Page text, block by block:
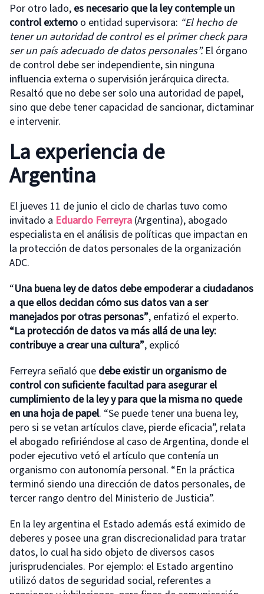
Por otro lado, es necesario que la ley contemple un
control externo o entidad supervisora: “El hecho de
tener un autoridad de control es el primer check para
ser un país adecuado de datos personales”. El órgano
de control debe ser independiente, sin ninguna
influencia externa o supervisión jerárquica directa.
Resaltó que no debe ser solo una autoridad de papel,
sino que debe tener capacidad de sancionar, dictaminar
e intervenir.
La experiencia de
Argentina
El jueves 11 de junio el ciclo de charlas tuvo como
invitado a Eduardo Ferreyra (Argentina), abogado
especialista en el análisis de políticas que impactan en
la protección de datos personales de la organización
ADC.
“Una buena ley de datos debe empoderar a ciudadanos
a que ellos decidan cómo sus datos van a ser
manejados por otras personas”, enfatizó el experto.
“La protección de datos va más allá de una ley:
contribuye a crear una cultura”, explicó
Ferreyra señaló que debe existir un organismo de
control con suficiente facultad para asegurar el
cumplimiento de la ley y para que la misma no quede
en una hoja de papel. “Se puede tener una buena ley,
pero si se vetan artículos clave, pierde eficacia”, relata
el abogado refiriéndose al caso de Argentina, donde el
poder ejecutivo vetó el artículo que contenía un
organismo con autonomía personal. “En la práctica
terminó siendo una dirección de datos personales, de
tercer rango dentro del Ministerio de Justicia”.
En la ley argentina el Estado además está eximido de
deberes y posee una gran discrecionalidad para tratar
datos, lo cual ha sido objeto de diversos casos
jurisprudenciales. Por ejemplo: el Estado argentino
utilizó datos de seguridad social, referentes a